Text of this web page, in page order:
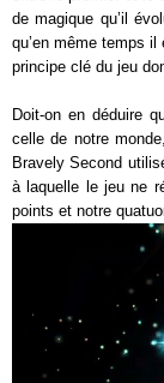
de magique qu’il
qu’en même temps
principe clé du jeu
Doit-on en déduire
celle de notre
Bravely Second
à laquelle le jeu ne
points et notre